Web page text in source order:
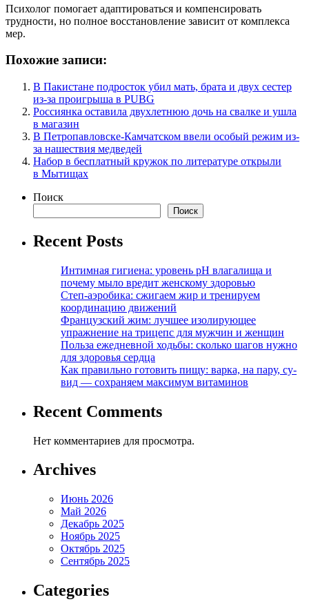
Психолог помогает адаптироваться и компенсировать
трудности, но полное восстановление зависит от комплекса
мер.
Похожие записи:
В Пакистане подросток убил мать, брата и двух сестер
из-за проигрыша в PUBG
Россиянка оставила двухлетнюю дочь на свалке и ушла
в магазин
В Петропавловске-Камчатском ввели особый режим из-
за нашествия медведей
Набор в бесплатный кружок по литературе открыли
в Мытищах
Поиск
Поиск
Recent Posts
Интимная гигиена: уровень pH влагалища и
почему мыло вредит женскому здоровью
Степ-аэробика: сжигаем жир и тренируем
координацию движений
Французский жим: лучшее изолирующее
упражнение на трицепс для мужчин и женщин
Польза ежедневной ходьбы: сколько шагов нужно
для здоровья сердца
Как правильно готовить пищу: варка, на пару, су-
вид — сохраняем максимум витаминов
Recent Comments
Нет комментариев для просмотра.
Archives
Июнь 2026
Май 2026
Декабрь 2025
Ноябрь 2025
Октябрь 2025
Сентябрь 2025
Categories